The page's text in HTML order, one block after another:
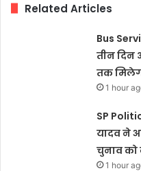
Related Articles
Bus
तीन दिन
तक
1 hour
SP
यादव ने
चुनाव को
1 hour